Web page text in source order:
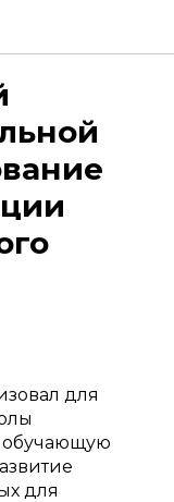
для
для